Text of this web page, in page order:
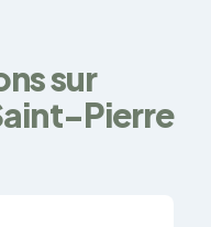
sur
Pierre